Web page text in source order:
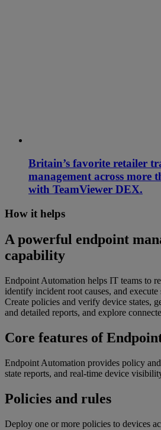
Britain’s favorite retailer
management across more
with TeamViewer DEX.
How it helps
A powerful endpoint
capability
Endpoint Automation helps IT teams to
identify incident root causes, and
Create policies and verify device states,
and detailed reports, and explore
Core features of
Endpoint Automation provides policy
state reports, and real-time device
Policies and rules
Deploy one or more policies to devices